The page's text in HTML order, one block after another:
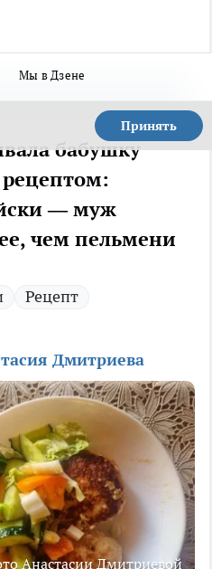
Мы в Дзене
Принять
бабушку
— муж
чем пельмени
Рецепт
Дмитриева
Анастасии Дмитриевой